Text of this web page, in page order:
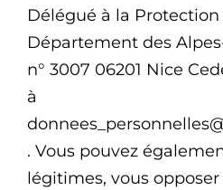
Délégué à la Protection
Département des
n° 3007 06201 Nice
à
. Vous pouvez
légitimes, vous